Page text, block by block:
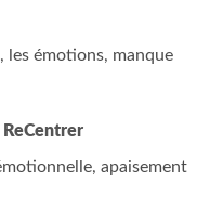
les émotions, manque
apaisement